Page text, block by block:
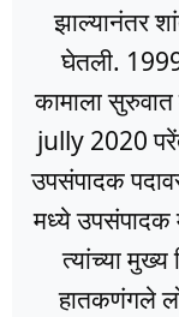
झाल्यानंतर
घेतली.
कामाला
jully 2020
उपसंपादक
मध्ये उपसंपादक
त्यांच्या
हातकणंगले